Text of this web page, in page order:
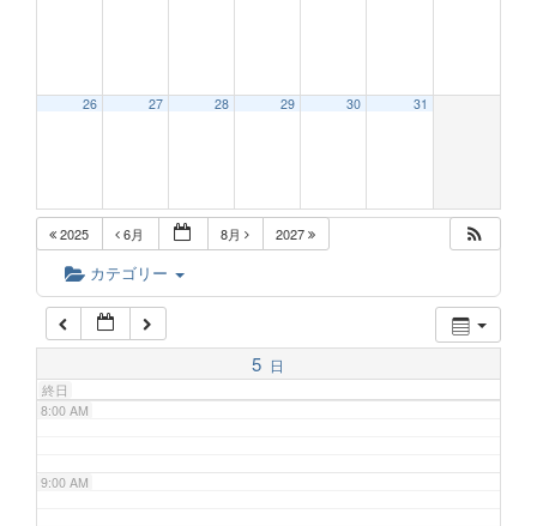
26 27 28 29 30 31
2025 6月 8月 2027
カテゴリー
5 日
終日
6:00 AM
7:00 AM
8:00 AM
9:00 AM